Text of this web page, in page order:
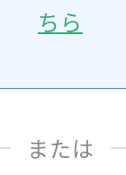
ちら
または